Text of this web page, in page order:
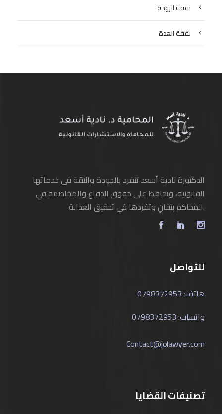
نفقة الزوجة
نفقة العدة
الدكتورة نادية أسعد تتفرد بالجودة والثقة في خدماتها
القانونية، وتحافظ على حقوق الدفاع والمخاصمة في
المحاكم بتفانٍ وتفردها في تحقيق العدالة.
للتواصل
هاتف: 0798372953
واتساب: 0798372953
Contact@jolawyer.com
تصنيفات القضايا